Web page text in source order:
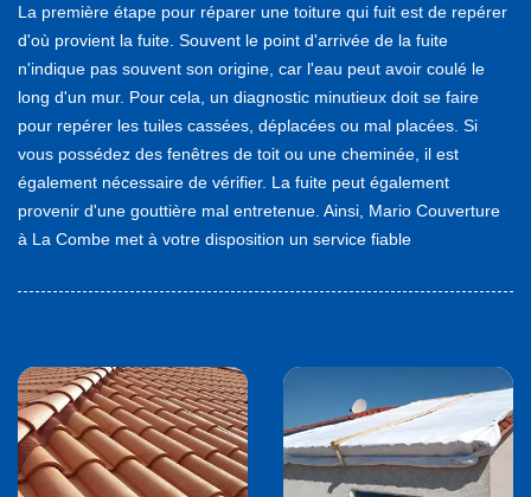
La première étape pour réparer une toiture qui fuit est de repérer
d'où provient la fuite. Souvent le point d'arrivée de la fuite
n'indique pas souvent son origine, car l'eau peut avoir coulé le
long d'un mur. Pour cela, un diagnostic minutieux doit se faire
pour repérer les tuiles cassées, déplacées ou mal placées. Si
vous possédez des fenêtres de toit ou une cheminée, il est
également nécessaire de vérifier. La fuite peut également
provenir d'une gouttière mal entretenue. Ainsi, Mario Couverture
à La Combe met à votre disposition un service fiable